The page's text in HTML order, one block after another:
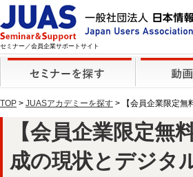
セミナー／会員企業サポートサイト
TOP > JUASアカデミーを探す > 【会員企業限定無
【会員企業限定無
成の現状とデジタ